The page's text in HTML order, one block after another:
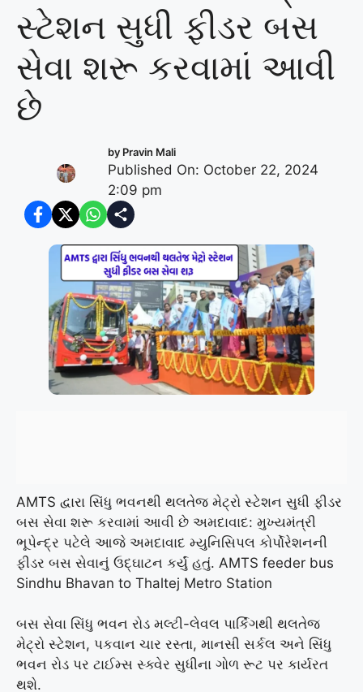
સ્ટેશન સુધી ફીડર બસ
સેવા શરૂ કરવામાં આવી
છે
by Pravin Mali
Published On: October 22, 2024
2:09 pm
AMTS દ્વારા સિંધુ ભવનથી થલતેજ મેટ્રો સ્ટેશન સુધી ફીડર
બસ સેવા શરૂ કરવામાં આવી છે અમદાવાદ: મુખ્યમંત્રી
ભૂપેન્દ્ર પટેલે આજે અમદાવાદ મ્યુનિસિપલ કોર્પોરેશનની
ફીડર બસ સેવાનું ઉદ્ઘાટન કર્યું હતું. AMTS feeder bus
Sindhu Bhavan to Thaltej Metro Station
બસ સેવા સિંધુ ભવન રોડ મલ્ટી-લેવલ પાર્કિંગથી થલતેજ
મેટ્રો સ્ટેશન, પકવાન ચાર રસ્તા, માનસી સર્કલ અને સિંધુ
ભવન રોડ પર ટાઈમ્સ સ્ક્વેર સુધીના ગોળ રૂટ પર કાર્યરત
થશે.